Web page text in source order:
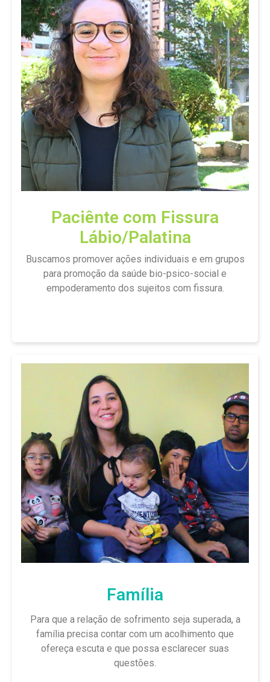
Paciênte com Fissura
Lábio/Palatina
Buscamos promover ações individuais e em grupos
para promoção da saúde bio-psico-social e
empoderamento dos sujeitos com fissura.
Família
Para que a relação de sofrimento seja superada, a
família precisa contar com um acolhimento que
ofereça escuta e que possa esclarecer suas
questões.